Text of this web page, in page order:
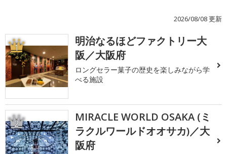
2026/08/08 更新
1
明治なるほどファクトリー大
阪／大阪府
ロングセラー菓子の歴史を楽しみながら学
べる施設
2
MIRACLE WORLD OSAKA (ミ
ラクルワールドオオサカ)／大
阪府